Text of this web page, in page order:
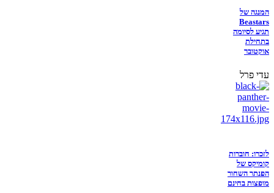
המנגה של
Beastars
תגיע לסיומה
בתחילת
אוקטובר
עדי פרל
לזכרו: חוברות
קומיקס של
הפנתר השחור
מופצות בחינם